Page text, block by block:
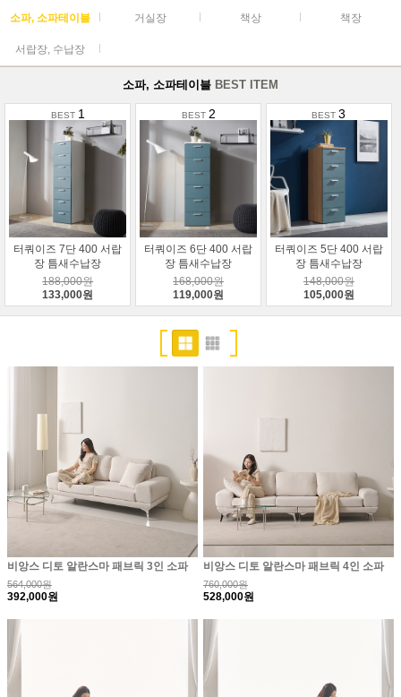
소파, 소파테이블
소파, 소파테이블 거실장 책상 책장
서랍장, 수납장
소파, 소파테이블 BEST ITEM
1
터쿼이즈 7단 400 서랍
장 틈새수납장
188,000원
133,000원
2
터쿼이즈 6단 400 서랍
장 틈새수납장
168,000원
119,000원
3
터쿼이즈 5단 400 서랍
장 틈새수납장
148,000원
105,000원
비앙스 디토 알란스마 패브릭 3인 소파
564,000원
392,000원
비앙스 디토 알란스마 패브릭 4인 소파
760,000원
528,000원